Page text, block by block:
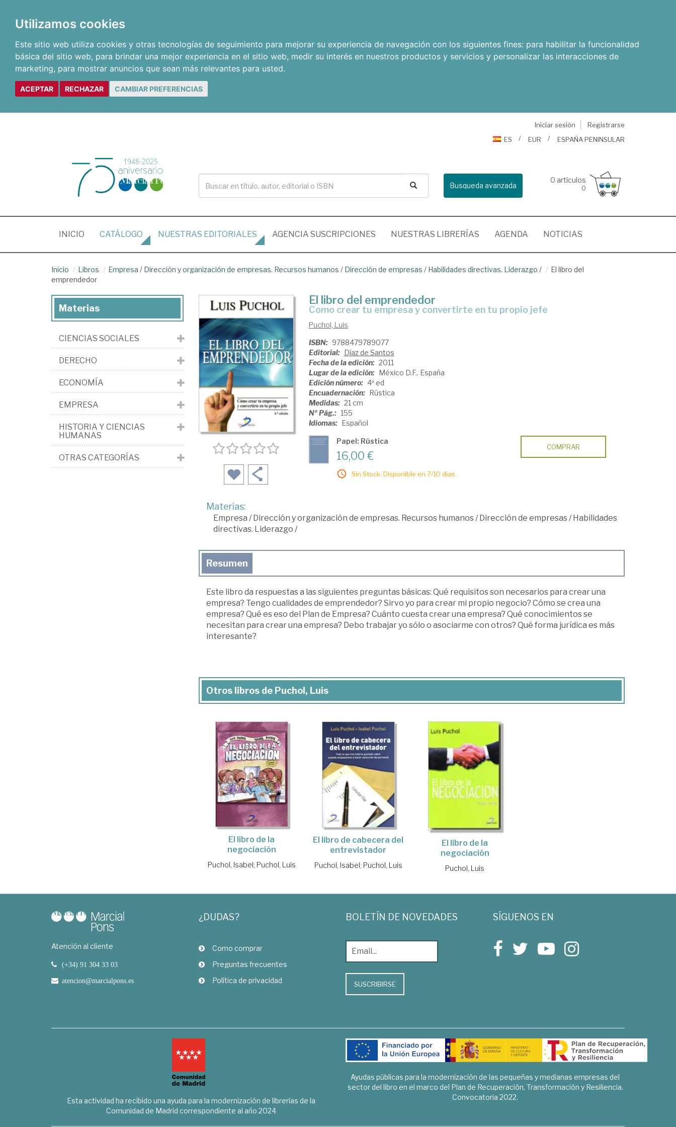
Utilizamos cookies
Este sitio web utiliza cookies y otras tecnologías de seguimiento para mejorar su experiencia de navegación con los siguientes fines: para habilitar la funcionalidad
básica del sitio web, para brindar una mejor experiencia en el sitio web, medir su interés en nuestros productos y servicios y personalizar las interacciones de
marketing, para mostrar anuncios que sean más relevantes para usted.
ACEPTAR RECHAZAR CAMBIAR PREFERENCIAS
Iniciar sesión
Registrarse
ES
EUR ESPAÑA PENINSULAR
Busqueda avanzada
0 artículos
0
INICIO (CURRENT)
CATÁLOGO NUESTRAS EDITORIALES AGENCIA SUSCRIPCIONES NUESTRAS LIBRERÍAS AGENDA NOTICIAS
Inicio Libros Empresa / Dirección y organización de empresas. Recursos humanos / Dirección de empresas / Habilidades directivas. Liderazgo /
El libro del
emprendedor
El libro del emprendedor
como crear tu empresa y convertirte en tu propio jefe
Puchol, Luis
ISBN: 9788479789077
Editorial: Díaz de Santos
Fecha de la edición: 2011
Lugar de la edición: México D.F.. España
Edición número: 4ª ed
Encuadernación: Rústica
Medidas: 21 cm
Nº Pág.: 155
Idiomas: Español
Papel: Rústica
16,00 €
Sin Stock. Disponible en 7/10 días.
COMPRAR
Materias:
Empresa /Dirección y organización de empresas. Recursos humanos/Dirección de empresas/Habilidades
directivas. Liderazgo /
Resumen
Este libro da respuestas a las siguientes preguntas básicas: Qué requisitos son necesarios para crear una
empresa? Tengo cualidades de emprendedor? Sirvo yo para crear mi propio negocio? Cómo se crea una
empresa? Qué es eso del Plan de Empresa? Cuánto cuesta crear una empresa? Qué conocimientos se
necesitan para crear una empresa? Debo trabajar yo sólo o asociarme con otros? Qué forma jurídica es más
interesante?
Otros libros de Puchol, Luis
El libro de la
negociación
Puchol, Isabel; Puchol, Luis
El libro de cabecera del
entrevistador
Puchol, Isabel; Puchol, Luis
El libro de la
negociación
Puchol, Luis
Materias
CIENCIAS SOCIALES
DERECHO
ECONOMÍA
EMPRESA
HISTORIA Y CIENCIAS
HUMANAS
OTRAS CATEGORÍAS
Atención al cliente
(+34) 91 304 33 03
atencion@marcialpons.es
¿DUDAS?
Como comprar
Preguntas frecuentes
Política de privacidad
BOLETÍN DE NOVEDADES
SUSCRIBIRSE
SÍGUENOS EN
Esta actividad ha recibido una ayuda para la modernización de librerías de la
Comunidad de Madrid correspondiente al año 2024
Ayudas públicas para la modernización de las pequeñas y medianas empresas del
sector del libro en el marco del Plan de Recuperación, Transformación y Resiliencia.
Convocatoria 2022.